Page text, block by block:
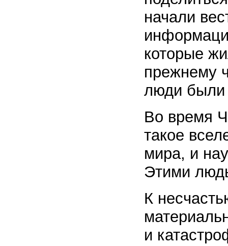
начали
которые
прежнему
люди были
Во время
такое
мира, и
Этими
К
и